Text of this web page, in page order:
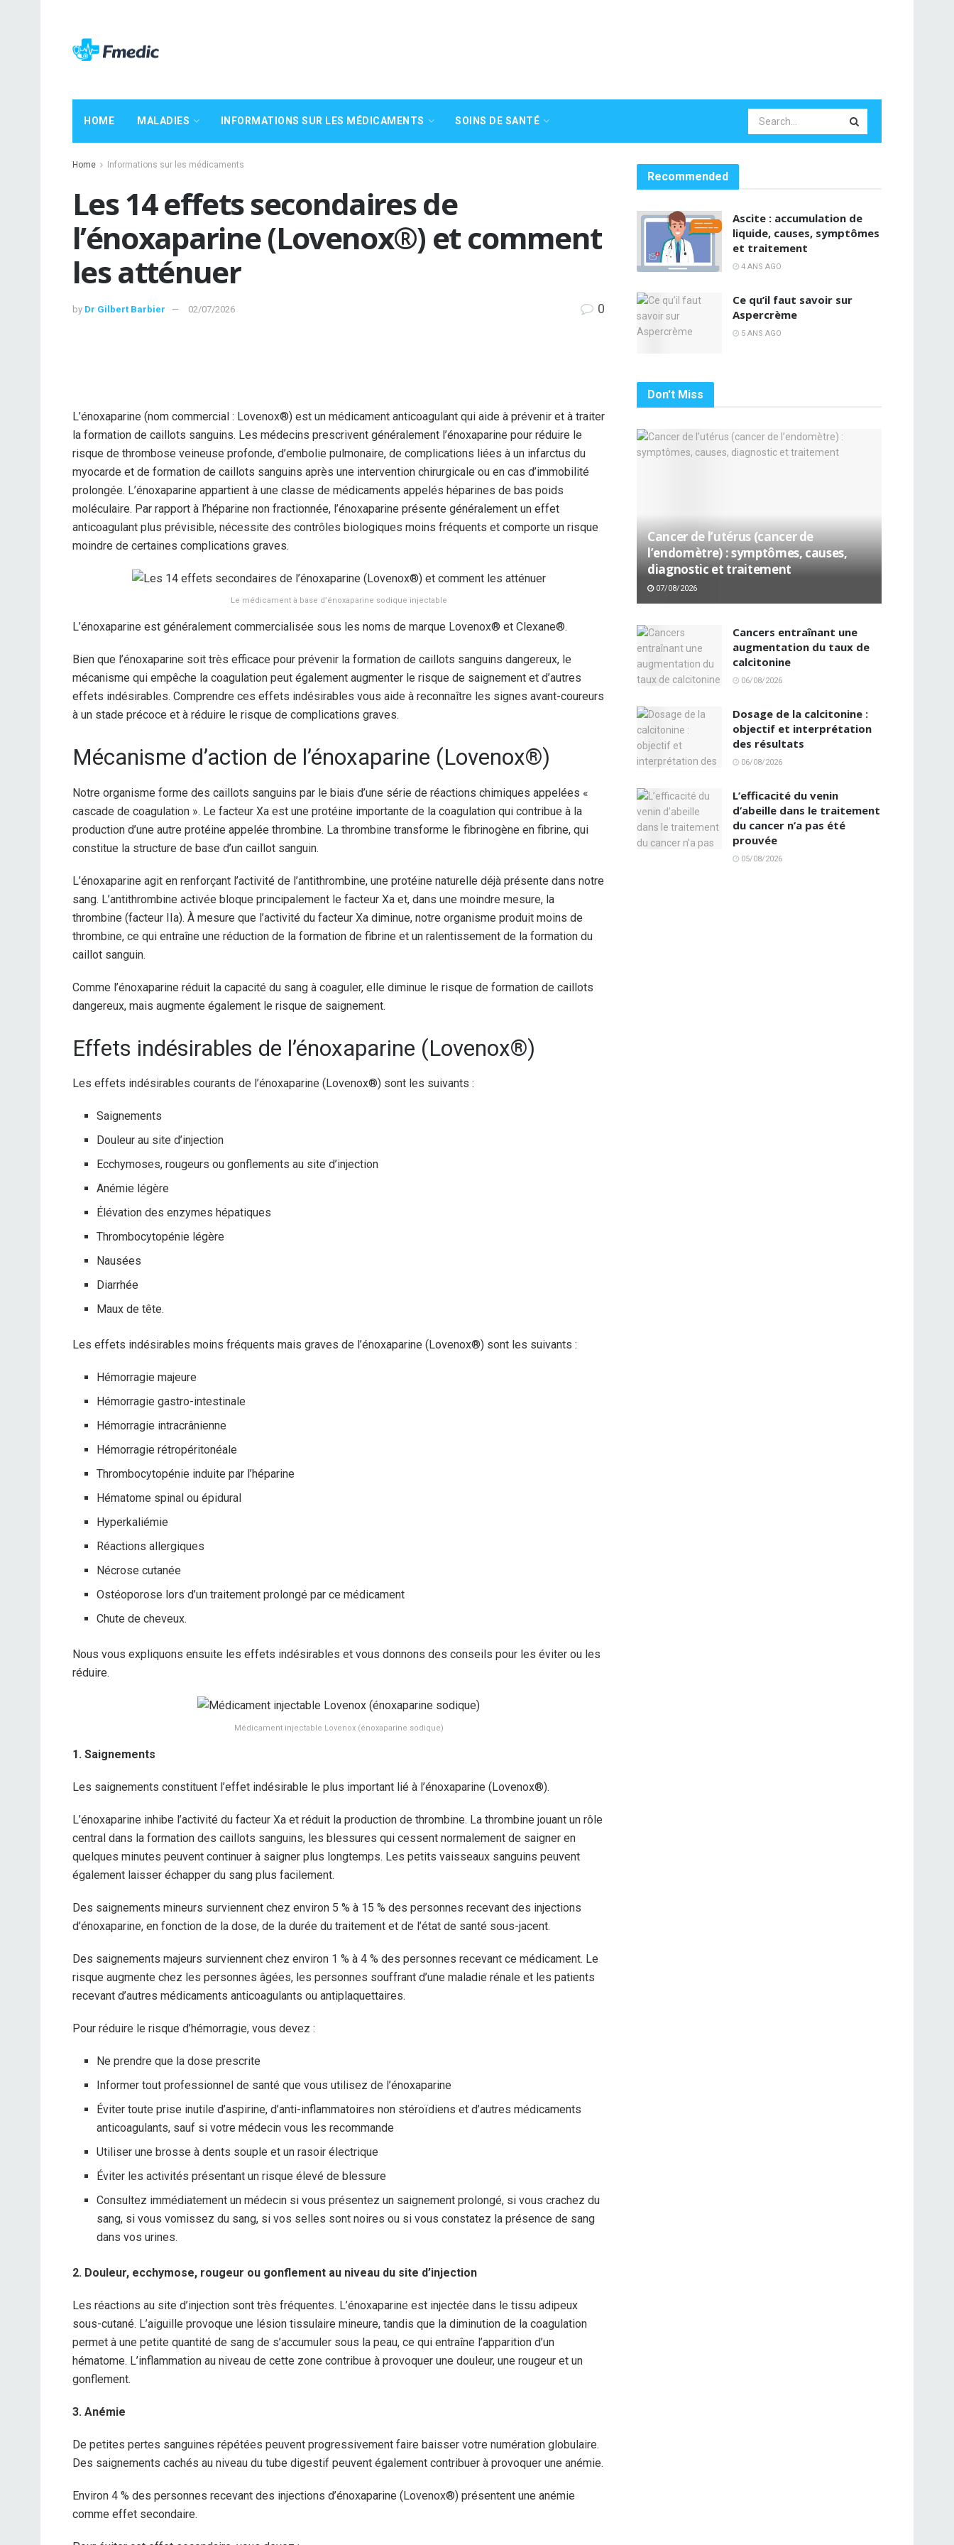
HOME MALADIES INFORMATIONS SUR LES MÉDICAMENTS SOINS DE SANTÉ
Home Informations sur les médicaments
Les 14 effets secondaires de
l’énoxaparine (Lovenox®) et comment
les atténuer
by Dr Gilbert Barbier 02/07/2026 0
L’énoxaparine (nom commercial : Lovenox®) est un médicament anticoagulant qui aide à prévenir et à traiter
la formation de caillots sanguins. Les médecins prescrivent généralement l’énoxaparine pour réduire le
risque de thrombose veineuse profonde, d’embolie pulmonaire, de complications liées à un infarctus du
myocarde et de formation de caillots sanguins après une intervention chirurgicale ou en cas d’immobilité
prolongée. L’énoxaparine appartient à une classe de médicaments appelés héparines de bas poids
moléculaire. Par rapport à l’héparine non fractionnée, l’énoxaparine présente généralement un effet
anticoagulant plus prévisible, nécessite des contrôles biologiques moins fréquents et comporte un risque
moindre de certaines complications graves.
Le médicament à base d’énoxaparine sodique injectable
L’énoxaparine est généralement commercialisée sous les noms de marque Lovenox® et Clexane®.
Bien que l’énoxaparine soit très efficace pour prévenir la formation de caillots sanguins dangereux, le
mécanisme qui empêche la coagulation peut également augmenter le risque de saignement et d’autres
effets indésirables. Comprendre ces effets indésirables vous aide à reconnaître les signes avant-coureurs
à un stade précoce et à réduire le risque de complications graves.
Mécanisme d’action de l’énoxaparine (Lovenox®)
Notre organisme forme des caillots sanguins par le biais d’une série de réactions chimiques appelées «
cascade de coagulation ». Le facteur Xa est une protéine importante de la coagulation qui contribue à la
production d’une autre protéine appelée thrombine. La thrombine transforme le fibrinogène en fibrine, qui
constitue la structure de base d’un caillot sanguin.
L’énoxaparine agit en renforçant l’activité de l’antithrombine, une protéine naturelle déjà présente dans notre
sang. L’antithrombine activée bloque principalement le facteur Xa et, dans une moindre mesure, la
thrombine (facteur IIa). À mesure que l’activité du facteur Xa diminue, notre organisme produit moins de
thrombine, ce qui entraîne une réduction de la formation de fibrine et un ralentissement de la formation du
caillot sanguin.
Comme l’énoxaparine réduit la capacité du sang à coaguler, elle diminue le risque de formation de caillots
dangereux, mais augmente également le risque de saignement.
Effets indésirables de l’énoxaparine (Lovenox®)
Les effets indésirables courants de l’énoxaparine (Lovenox®) sont les suivants :
Saignements
Douleur au site d’injection
Ecchymoses, rougeurs ou gonflements au site d’injection
Anémie légère
Élévation des enzymes hépatiques
Thrombocytopénie légère
Nausées
Diarrhée
Maux de tête.
Les effets indésirables moins fréquents mais graves de l’énoxaparine (Lovenox®) sont les suivants :
Hémorragie majeure
Hémorragie gastro-intestinale
Hémorragie intracrânienne
Hémorragie rétropéritonéale
Thrombocytopénie induite par l’héparine
Hématome spinal ou épidural
Hyperkaliémie
Réactions allergiques
Nécrose cutanée
Ostéoporose lors d’un traitement prolongé par ce médicament
Chute de cheveux.
Nous vous expliquons ensuite les effets indésirables et vous donnons des conseils pour les éviter ou les
réduire.
Médicament injectable Lovenox (énoxaparine sodique)
1. Saignements
Les saignements constituent l’effet indésirable le plus important lié à l’énoxaparine (Lovenox®).
L’énoxaparine inhibe l’activité du facteur Xa et réduit la production de thrombine. La thrombine jouant un rôle
central dans la formation des caillots sanguins, les blessures qui cessent normalement de saigner en
quelques minutes peuvent continuer à saigner plus longtemps. Les petits vaisseaux sanguins peuvent
également laisser échapper du sang plus facilement.
Des saignements mineurs surviennent chez environ 5 % à 15 % des personnes recevant des injections
d’énoxaparine, en fonction de la dose, de la durée du traitement et de l’état de santé sous-jacent.
Des saignements majeurs surviennent chez environ 1 % à 4 % des personnes recevant ce médicament. Le
risque augmente chez les personnes âgées, les personnes souffrant d’une maladie rénale et les patients
recevant d’autres médicaments anticoagulants ou antiplaquettaires.
Pour réduire le risque d’hémorragie, vous devez :
Ne prendre que la dose prescrite
Informer tout professionnel de santé que vous utilisez de l’énoxaparine
Éviter toute prise inutile d’aspirine, d’anti-inflammatoires non stéroïdiens et d’autres médicaments
anticoagulants, sauf si votre médecin vous les recommande
Utiliser une brosse à dents souple et un rasoir électrique
Éviter les activités présentant un risque élevé de blessure
Consultez immédiatement un médecin si vous présentez un saignement prolongé, si vous crachez du
sang, si vous vomissez du sang, si vos selles sont noires ou si vous constatez la présence de sang
dans vos urines.
2. Douleur, ecchymose, rougeur ou gonflement au niveau du site d’injection
Les réactions au site d’injection sont très fréquentes. L’énoxaparine est injectée dans le tissu adipeux
sous-cutané. L’aiguille provoque une lésion tissulaire mineure, tandis que la diminution de la coagulation
permet à une petite quantité de sang de s’accumuler sous la peau, ce qui entraîne l’apparition d’un
hématome. L’inflammation au niveau de cette zone contribue à provoquer une douleur, une rougeur et un
gonflement.
3. Anémie
De petites pertes sanguines répétées peuvent progressivement faire baisser votre numération globulaire.
Des saignements cachés au niveau du tube digestif peuvent également contribuer à provoquer une anémie.
Environ 4 % des personnes recevant des injections d’énoxaparine (Lovenox®) présentent une anémie
comme effet secondaire.
Recommended
Ascite : accumulation de
liquide, causes, symptômes
et traitement
4 ANS AGO
Ce qu’il faut savoir sur
Aspercrème
5 ANS AGO
Don't Miss
Cancer de l’utérus (cancer de
l’endomètre) : symptômes, causes,
diagnostic et traitement
07/08/2026
Cancers entraînant une
augmentation du taux de
calcitonine
06/08/2026
Dosage de la calcitonine :
objectif et interprétation
des résultats
06/08/2026
L’efficacité du venin
d’abeille dans le traitement
du cancer n’a pas été
prouvée
05/08/2026